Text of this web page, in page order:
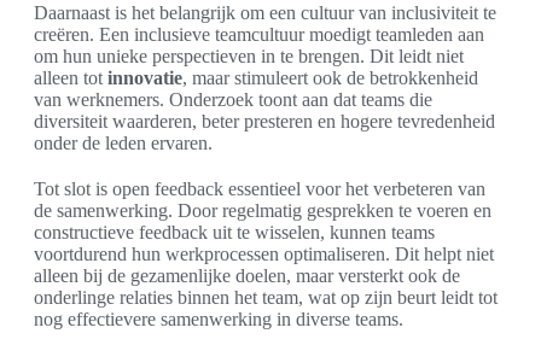
Daarnaast is het belangrijk om een cultuur van inclusiviteit te
creëren. Een inclusieve teamcultuur moedigt teamleden aan
om hun unieke perspectieven in te brengen. Dit leidt niet
alleen tot innovatie, maar stimuleert ook de betrokkenheid
van werknemers. Onderzoek toont aan dat teams die
diversiteit waarderen, beter presteren en hogere tevredenheid
onder de leden ervaren.
Tot slot is open feedback essentieel voor het verbeteren van
de samenwerking. Door regelmatig gesprekken te voeren en
constructieve feedback uit te wisselen, kunnen teams
voortdurend hun werkprocessen optimaliseren. Dit helpt niet
alleen bij de gezamenlijke doelen, maar versterkt ook de
onderlinge relaties binnen het team, wat op zijn beurt leidt tot
nog effectievere samenwerking in diverse teams.